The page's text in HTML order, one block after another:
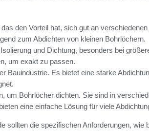
den Vorteil hat, sich gut an
zum Abdichten von kleinen Bohrlöchern.
und Dichtung, besonders bei
um exakt zu passen.
Bauindustrie. Es bietet eine starke
um Bohrlöcher dichten. Sie sind in
eine einfache Lösung für viele
sollten die spezifischen Anforderungen, wie